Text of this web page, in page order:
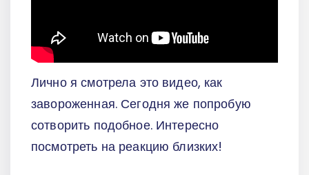
Лично я смотрела это видео, как
завороженная. Сегодня же попробую
сотворить подобное. Интересно
посмотреть на реакцию близких!